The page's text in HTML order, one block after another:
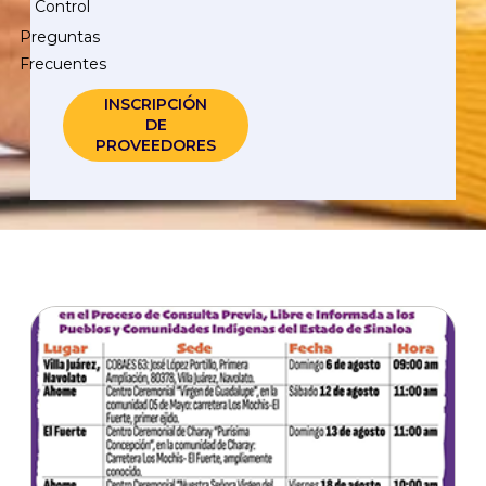
Control
Preguntas
Frecuentes
INSCRIPCIÓN
DE
PROVEEDORES